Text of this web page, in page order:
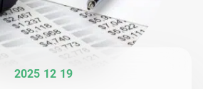
2025 12 19